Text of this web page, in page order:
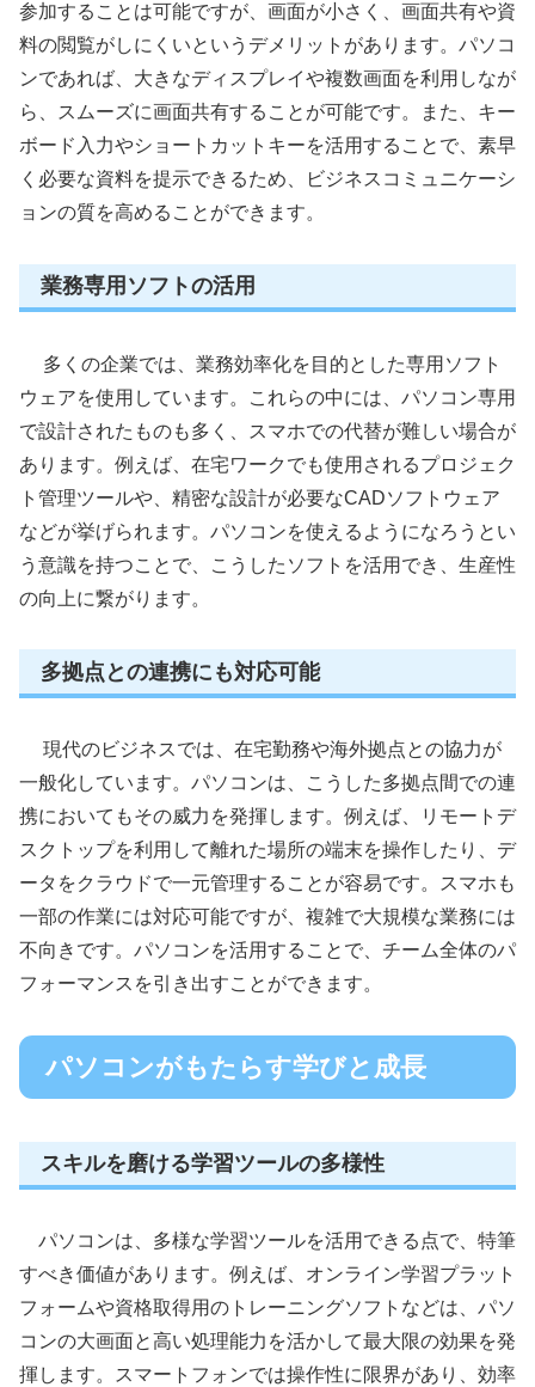
参加することは可能ですが、画面が小さく、画面共有や資
料の閲覧がしにくいというデメリットがあります。パソコ
ンであれば、大きなディスプレイや複数画面を利用しなが
ら、スムーズに画面共有することが可能です。また、キー
ボード入力やショートカットキーを活用することで、素早
く必要な資料を提示できるため、ビジネスコミュニケーシ
ョンの質を高めることができます。
業務専用ソフトの活用
多くの企業では、業務効率化を目的とした専用ソフト
ウェアを使用しています。これらの中には、パソコン専用
で設計されたものも多く、スマホでの代替が難しい場合が
あります。例えば、在宅ワークでも使用されるプロジェク
ト管理ツールや、精密な設計が必要なCADソフトウェア
などが挙げられます。パソコンを使えるようになろうとい
う意識を持つことで、こうしたソフトを活用でき、生産性
の向上に繋がります。
多拠点との連携にも対応可能
現代のビジネスでは、在宅勤務や海外拠点との協力が
一般化しています。パソコンは、こうした多拠点間での連
携においてもその威力を発揮します。例えば、リモートデ
スクトップを利用して離れた場所の端末を操作したり、デ
ータをクラウドで一元管理することが容易です。スマホも
一部の作業には対応可能ですが、複雑で大規模な業務には
不向きです。パソコンを活用することで、チーム全体のパ
フォーマンスを引き出すことができます。
パソコンがもたらす学びと成長
スキルを磨ける学習ツールの多様性
パソコンは、多様な学習ツールを活用できる点で、特筆
すべき価値があります。例えば、オンライン学習プラット
フォームや資格取得用のトレーニングソフトなどは、パソ
コンの大画面と高い処理能力を活かして最大限の効果を発
揮します。スマートフォンでは操作性に限界があり、効率